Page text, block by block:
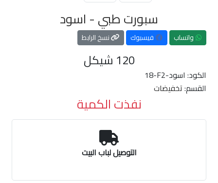
سبورت طبي - اسود
واتساب فيسبوك نسخ الرابط
120 شيكل
الكود: 18-F2-اسود
القسم:تخفيضات
نفذت الكمية
التوصيل لباب البيت